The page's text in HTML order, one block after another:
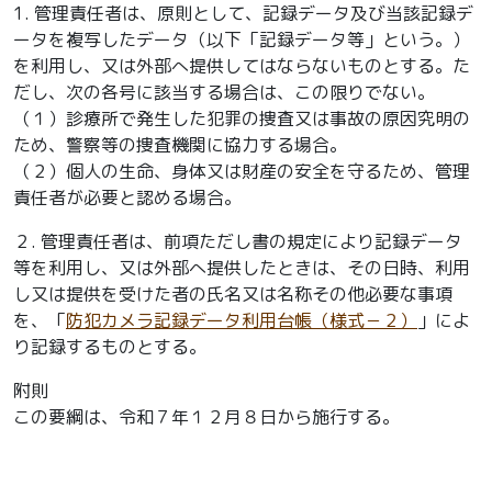
1. 管理責任者は、原則として、記録データ及び当該記録デ
ータを複写したデータ（以下「記録データ等」という。）
を利用し、又は外部へ提供してはならないものとする。た
だし、次の各号に該当する場合は、この限りでない。
（１）診療所で発生した犯罪の捜査又は事故の原因究明の
ため、警察等の捜査機関に協力する場合。
（２）個人の生命、身体又は財産の安全を守るため、管理
責任者が必要と認める場合。
２. 管理責任者は、前項ただし書の規定により記録データ
等を利用し、又は外部へ提供したときは、その日時、利用
し又は提供を受けた者の氏名又は名称その他必要な事項
を、「防犯カメラ記録データ利用台帳（様式－２）
」によ
り記録するものとする。
附則
この要綱は、令和７年１２月８日から施行する。